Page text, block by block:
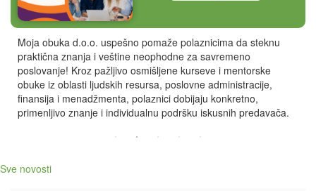
Moja obuka d.o.o. uspešno pomaže polaznicima da steknu
praktična znanja i veštine neophodne za savremeno
poslovanje! Kroz pažljivo osmišljene kurseve i mentorske
obuke iz oblasti ljudskih resursa, poslovne administracije,
finansija i menadžmenta, polaznici dobijaju konkretno,
primenljivo znanje i individualnu podršku iskusnih predavača.
Sve novosti